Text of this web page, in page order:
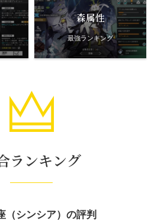
森属性
最強ランキング
ランキング
（シンシア）の評判